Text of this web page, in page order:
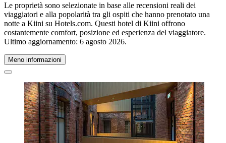
Le proprietà sono selezionate in base alle recensioni reali dei
viaggiatori e alla popolarità tra gli ospiti che hanno prenotato una
notte a Kiini su Hotels.com. Questi hotel di Kiini offrono
costantemente comfort, posizione ed esperienza del viaggiatore.
Ultimo aggiornamento: 6 agosto 2026.
Meno informazioni